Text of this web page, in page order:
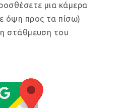
μια κάμερα
όψη προς τα πίσω)
στάθμευση του